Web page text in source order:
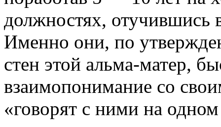
должностях, отучившись
Именно они, по
стен этой альма-матер,
взаимопонимание со
«говорят с ними на